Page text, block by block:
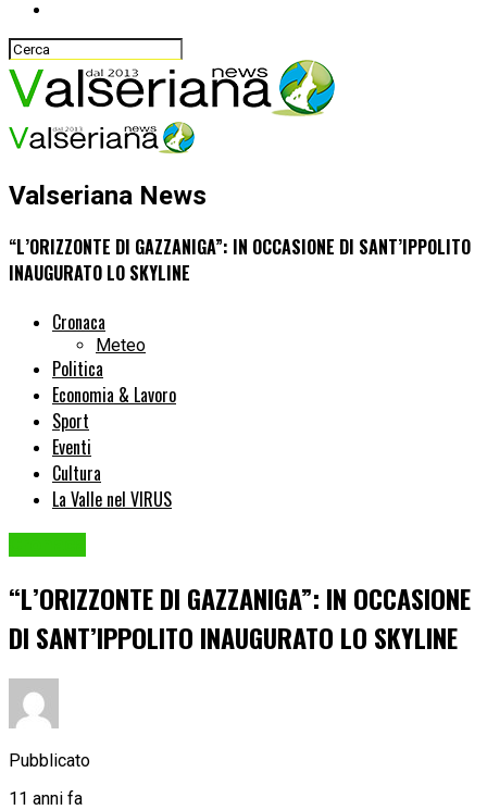
Valseriana News
“L’ORIZZONTE DI GAZZANIGA”: IN OCCASIONE DI SANT’IPPOLITO
INAUGURATO LO SKYLINE
Cronaca
Meteo
Politica
Economia & Lavoro
Sport
Eventi
Cultura
La Valle nel VIRUS
“L’ORIZZONTE DI GAZZANIGA”: IN OCCASIONE
DI SANT’IPPOLITO INAUGURATO LO SKYLINE
Pubblicato
11 anni fa